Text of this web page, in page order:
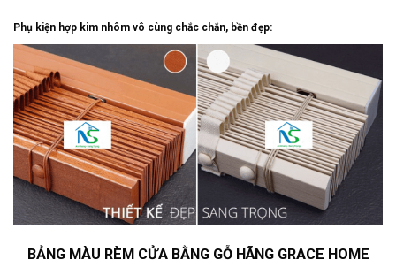
Phụ kiện hợp kim nhôm vô cùng chắc chắn, bền đẹp:
BẢNG MÀU RÈM CỬA BẰNG GỖ HÃNG GRACE HOME